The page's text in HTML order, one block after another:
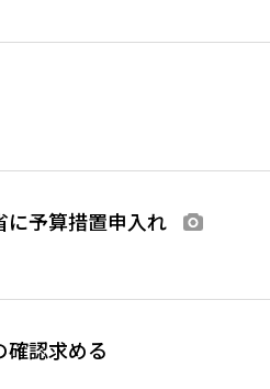
予算措置申入れ
認求める